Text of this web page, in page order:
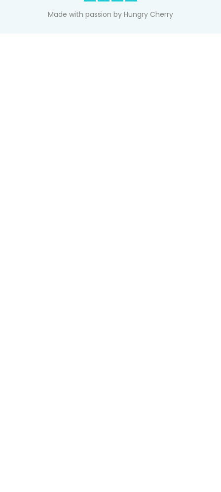
Made with passion by Hungry Cherry